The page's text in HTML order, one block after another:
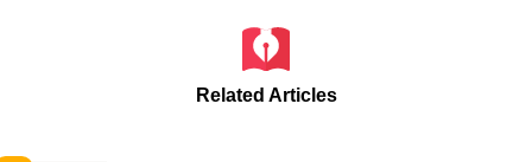
Related Articles